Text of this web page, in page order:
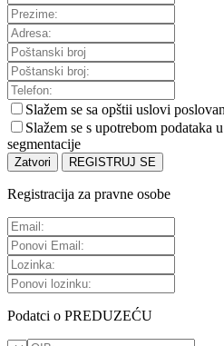
Slažem se sa opštii uslovi
Slažem se s upotrebom podataka
segmentacije
Zatvori REGISTRUJ SE
Registracija za pravne osobe
Podatci o PREDUZEĆU